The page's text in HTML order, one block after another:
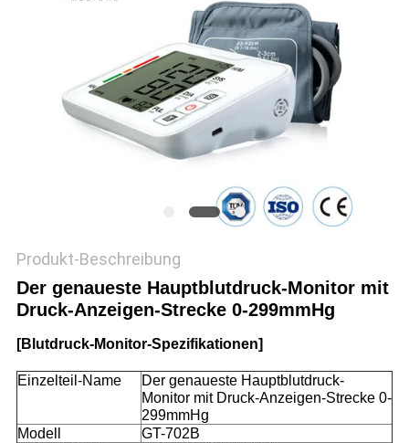
SITEMAP
PRIVACY
Produkt-Beschreibung
Der genaueste Hauptblutdruck-Monitor mit
Druck-Anzeigen-Strecke 0-299mmHg
[Blutdruck-Monitor-Spezifikationen]
Einzelteil-Name
Der genaueste Hauptblutdruck-
Monitor mit Druck-Anzeigen-Strecke 0-
299mmHg
Modell
GT-702B